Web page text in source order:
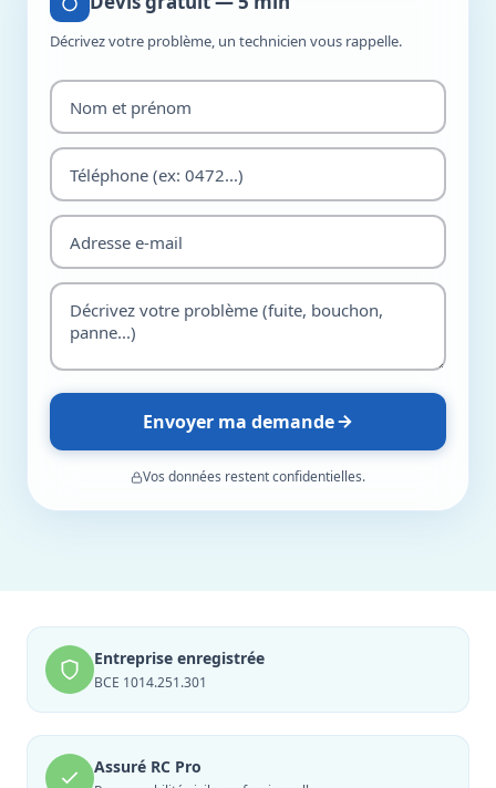
Décrivez votre problème, un technicien vous rappelle.
Envoyer ma demande
Vos données restent confidentielles.
Entreprise enregistrée
BCE 1014.251.301
Assuré RC Pro